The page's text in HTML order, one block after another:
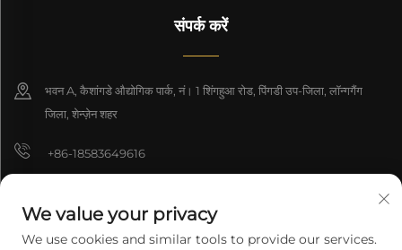
संपर्क करें
भवन A, कैशांगडे औद्योगिक पार्क, नं। 1 शिंगहुआ रोड, पिंगडी उप-जिला, लॉन्गगैंग
जिला, शेन्ज़ेन शहर
+86-18583649616
8618165761396
We value your privacy
We use cookies and similar tools to provide our services.